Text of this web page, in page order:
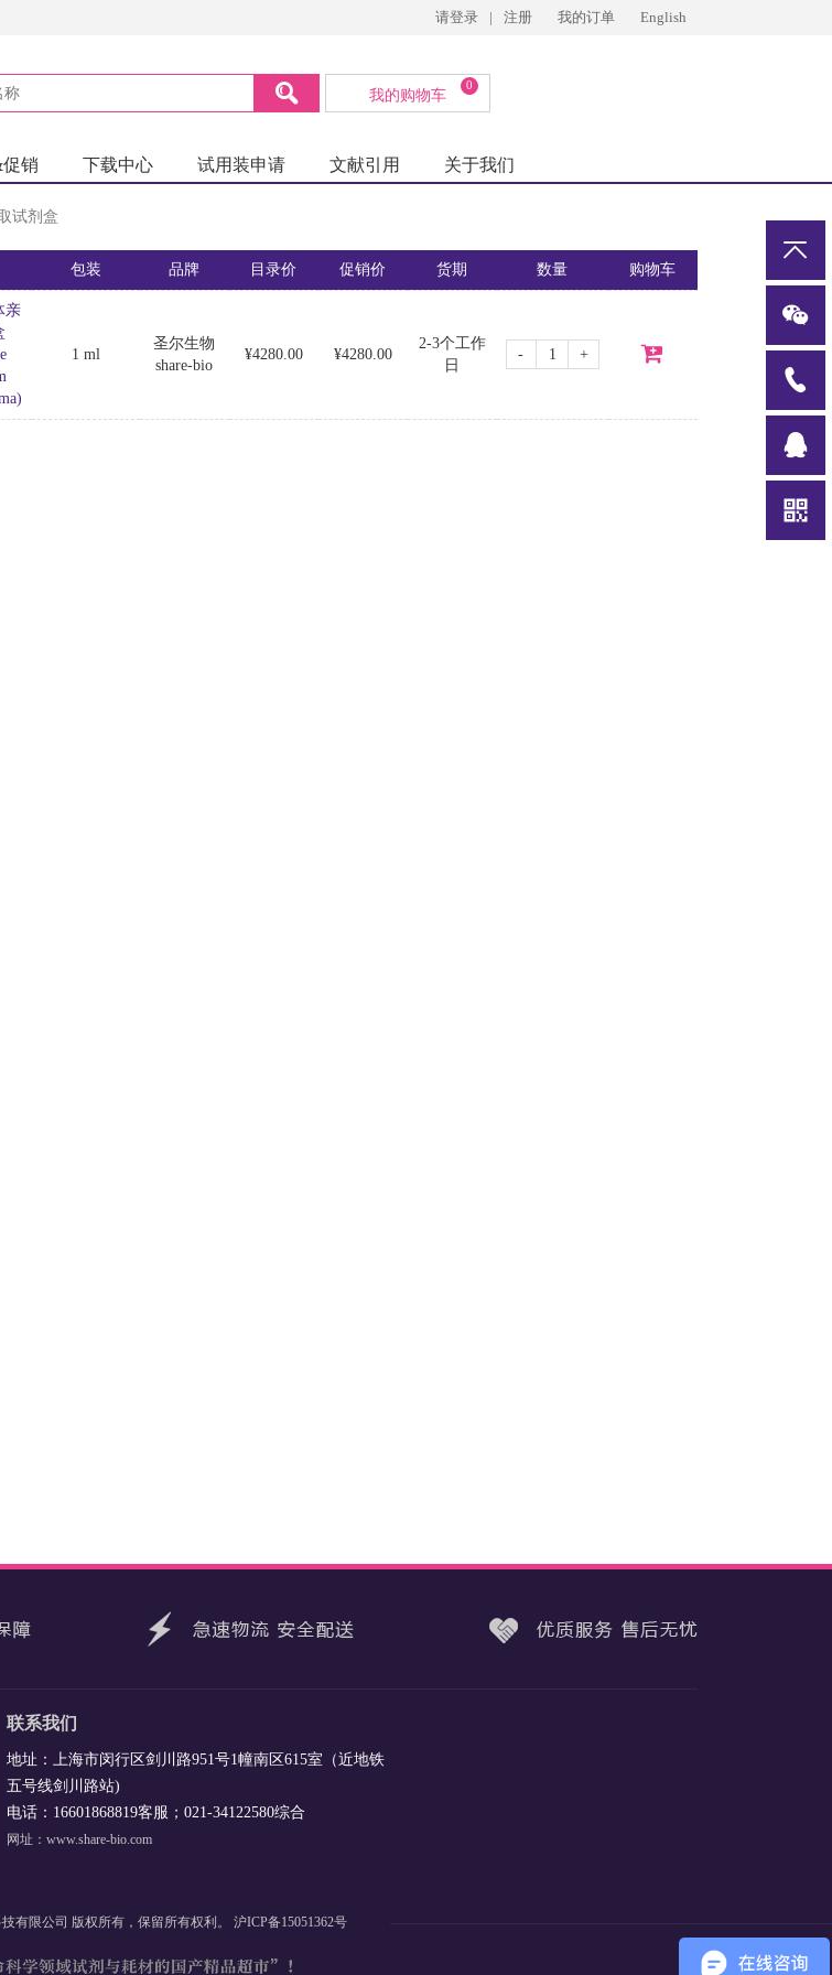
请登录 | 注册 我的订单 English
我的购物车
0
销 下载中心 试用装申请 文献引用 关于我们
试剂盒
包装 品牌 目录价 促销价 货期 数量 购物车
亲
1 ml
圣尔生物
share-bio
¥4280.00 ¥4280.00
2-3个工作
日
- +
联系我们
地址：上海市闵行区剑川路951号1幢南区615室（近地铁
五号线剑川路站)
电话：16601868819客服；021-34122580综合
网址：www.share-bio.com
有限公司 版权所有，保留所有权利。 沪ICP备15051362号